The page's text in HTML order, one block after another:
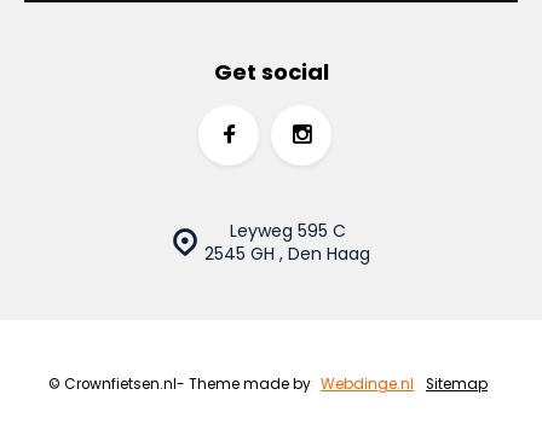
Leyweg 595 C
2545 GH , Den Haag
Get social
© Crownfietsen.nl- Theme made by Webdinge.nl Sitemap